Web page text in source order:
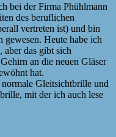
bei der Firma Phühlmann
des beruflichen
vertreten ist) und bin
gewesen. Heute habe ich
das gibt sich
an die neuen Gläser
hat.
Gleitsichtbrille und
mit der ich auch lese